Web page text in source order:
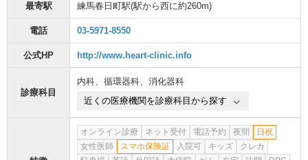
最寄駅 練馬春日町駅(駅から西に約260m)
電話 03-5971-8550
公式HP http://www.heart-clinic.info
診療科目
内科、 循環器科、 消化器科
近くの医療機関を診療科目から探す
オンライン診療 ネット受付 電話予約 夜間
日祝
女性医師
スマホ保険証 入院可 キッズ
クレカ